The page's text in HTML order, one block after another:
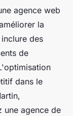
agence web
la
des
de
dans le
une agence de